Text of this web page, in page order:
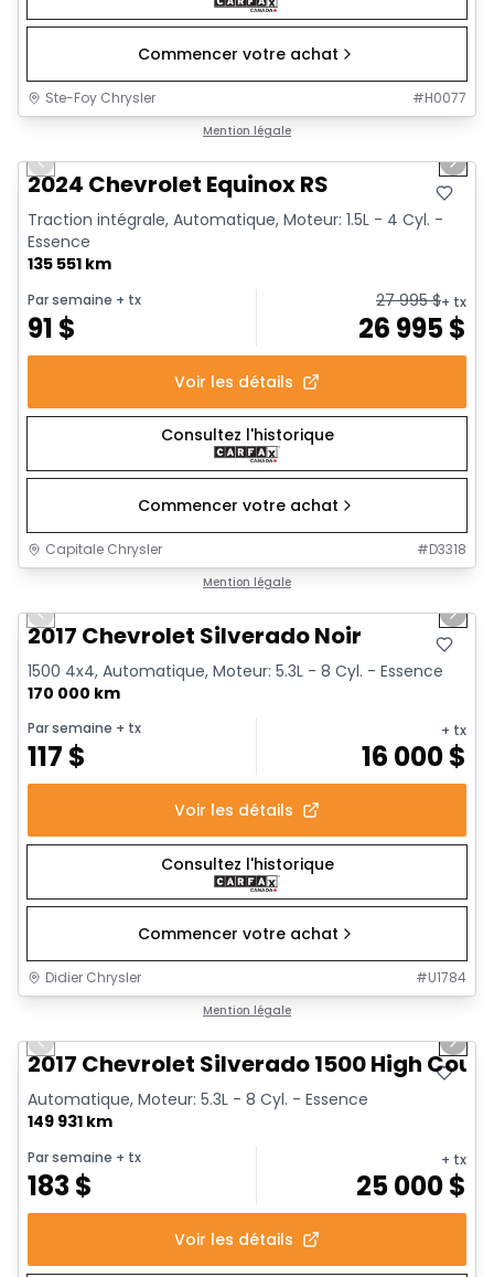
Commencer votre achat
Ste-Foy Chrysler #H0077
Mention légale
Vidéo disponible
Previous slide Next
2024 Chevrolet Equinox RS
Traction intégrale, Automatique, Moteur: 1.5L - 4 Cyl. -
Essence
135 551 km
Par semaine + tx
91 $
27 995$+ tx
26 995$
Voir les détails
Consultez l'historique
Commencer votre achat
Capitale Chrysler #D3318
Mention légale
Previous slide Next
2017 Chevrolet Silverado Noir
1500 4x4, Automatique, Moteur: 5.3L - 8 Cyl. - Essence
170 000 km
Par semaine + tx
117 $
+ tx
16 000$
Voir les détails
Consultez l'historique
Commencer votre achat
Didier Chrysler #U1784
Mention légale
Vidéo disponible
Previous slide Next
2017 Chevrolet Silverado 1500 High
Automatique, Moteur: 5.3L - 8 Cyl. - Essence
149 931 km
Par semaine + tx
183$
+ tx
25 000$
Voir les détails